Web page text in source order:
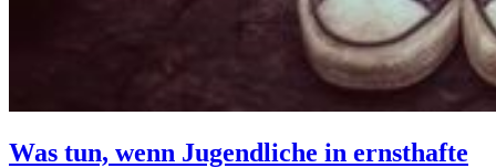
Was tun, wenn Jugendliche in ernsthafte